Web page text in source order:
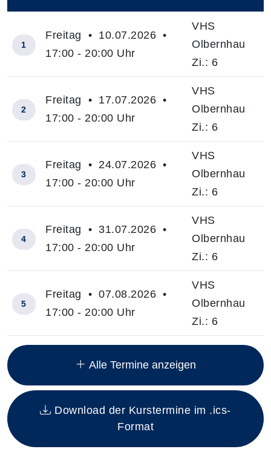
Insgesamt gibt es 12 Termine zum diesen Kurs
1
Freitag • 10.07.2026 •
17:00 - 20:00 Uhr
VHS
Olbernhau
Zi.: 6
2
Freitag • 17.07.2026 •
17:00 - 20:00 Uhr
VHS
Olbernhau
Zi.: 6
3
Freitag • 24.07.2026 •
17:00 - 20:00 Uhr
VHS
Olbernhau
Zi.: 6
4
Freitag • 31.07.2026 •
17:00 - 20:00 Uhr
VHS
Olbernhau
Zi.: 6
5
Freitag • 07.08.2026 •
17:00 - 20:00 Uhr
VHS
Olbernhau
Zi.: 6
Alle Termine anzeigen
Download der Kurstermine im .ics-
Format